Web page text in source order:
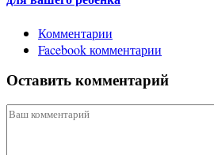
Комментарии
Facebook комментарии
Оставить комментарий